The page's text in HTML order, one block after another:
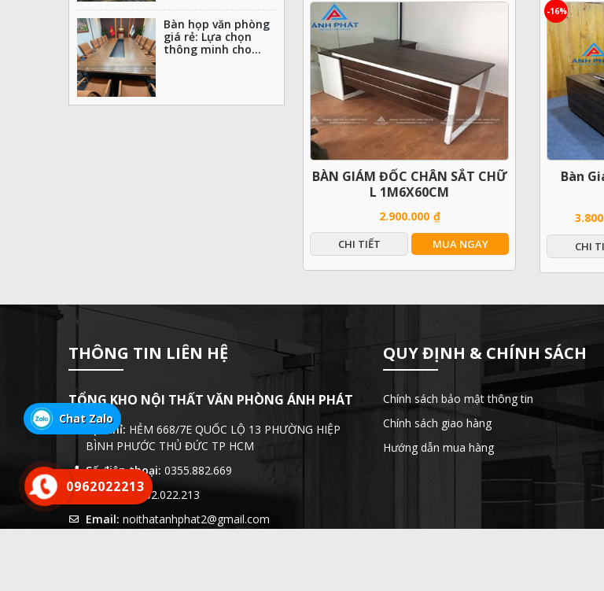
BÀN GIÁM ĐỐC CHÂN SẮT CHỮ
L 1M6X60CM
2.900.000 ₫
CHI TIẾT MUA NGAY
Bàn
CHI
-16%
Bàn họp văn phòng
giá rẻ: Lựa chọn
thông minh cho
THÔNG TIN LIÊN HỆ
TỔNG KHO NỘI THẤT VĂN PHÒNG ÁNH PHÁT
Địa chỉ: HẺM 668/7E QUỐC LỘ 13 PHƯỜNG HIỆP
BÌNH PHƯỚC THỦ ĐỨC TP HCM
Số điện thoại: 0355.882.669
Hotline: 0962.022.213
Email: noithatanhphat2@gmail.com
QUY ĐỊNH & CHÍNH SÁCH
Chính sách bảo mật thông tin
Chính sách giao hàng
Hướng dẫn mua hàng
0962022213
Chat Zalo